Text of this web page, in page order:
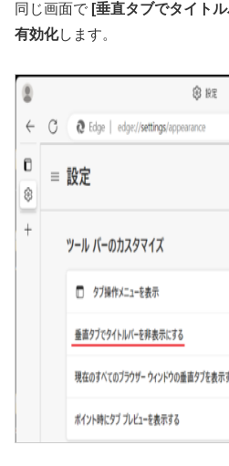
同じ画面で [垂直タブでタイト
有効化します。